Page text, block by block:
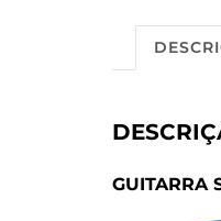
GUITARRA